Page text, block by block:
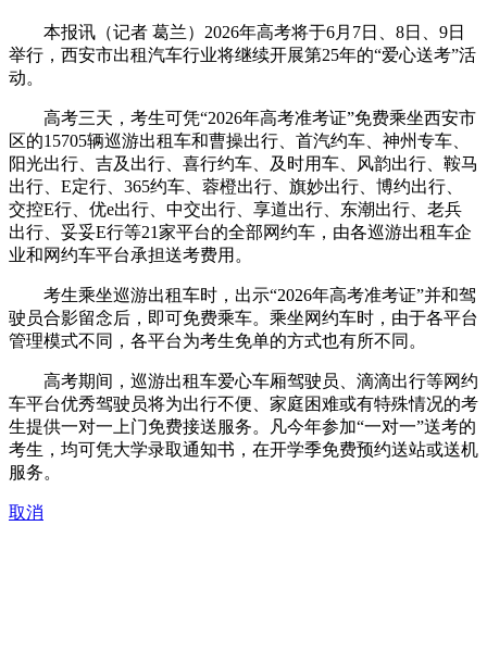
本报讯（记者 葛兰）2026年高考将于6月7日、8日、9日
举行，西安市出租汽车行业将继续开展第25年的“爱心送考”活
动。
高考三天，考生可凭“2026年高考准考证”免费乘坐西安市
区的15705辆巡游出租车和曹操出行、首汽约车、神州专车、
阳光出行、吉及出行、喜行约车、及时用车、风韵出行、鞍马
出行、E定行、365约车、蓉橙出行、旗妙出行、博约出行、
交控E行、优e出行、中交出行、享道出行、东潮出行、老兵
出行、妥妥E行等21家平台的全部网约车，由各巡游出租车企
业和网约车平台承担送考费用。
考生乘坐巡游出租车时，出示“2026年高考准考证”并和驾
驶员合影留念后，即可免费乘车。乘坐网约车时，由于各平台
管理模式不同，各平台为考生免单的方式也有所不同。
高考期间，巡游出租车爱心车厢驾驶员、滴滴出行等网约
车平台优秀驾驶员将为出行不便、家庭困难或有特殊情况的考
生提供一对一上门免费接送服务。凡今年参加“一对一”送考的
考生，均可凭大学录取通知书，在开学季免费预约送站或送机
服务。
取消